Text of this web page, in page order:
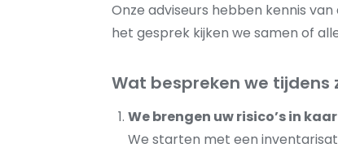
Onze adviseurs hebben kennis
het gesprek kijken we samen of
Wat bespreken we tijdens
We brengen uw risico’s in
We starten met een